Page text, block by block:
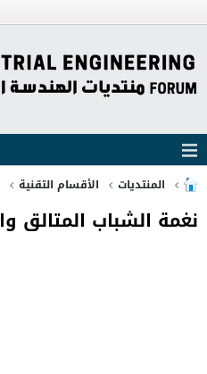
المنتديات الأقسام التقنية
نغمة الشباب المتالق